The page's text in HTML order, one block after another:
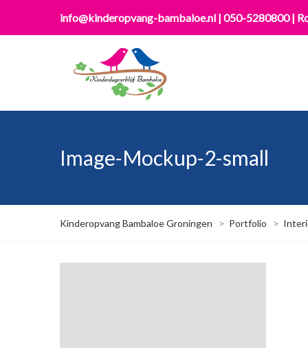
info@kinderopvang-bambaloe.nl | 050-5280800|
Image-Mockup-2-small
Kinderopvang Bambaloe Groningen > Portfolio >